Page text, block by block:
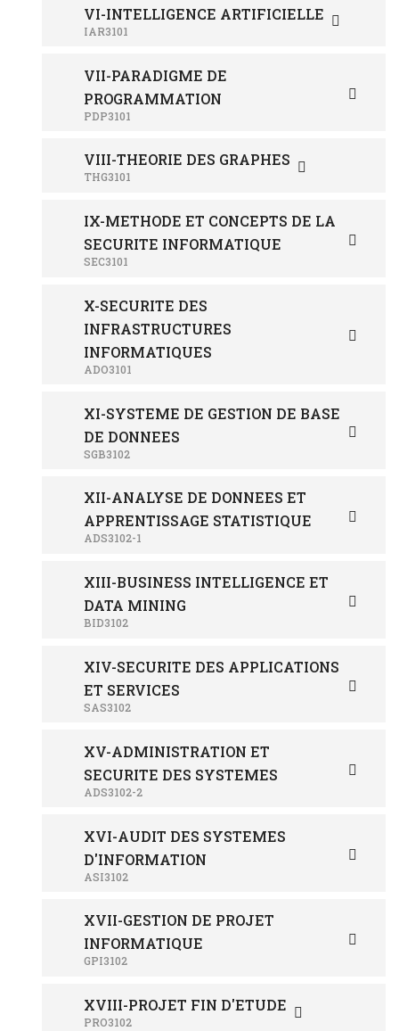
VI-INTELLIGENCE ARTIFICIELLE
IAR3101
VII-PARADIGME DE
PROGRAMMATION
PDP3101
VIII-THEORIE DES GRAPHES
THG3101
IX-METHODE ET CONCEPTS DE LA
SECURITE INFORMATIQUE
SEC3101
X-SECURITE DES
INFRASTRUCTURES
INFORMATIQUES
ADO3101
XI-SYSTEME DE GESTION DE BASE
DE DONNEES
SGB3102
XII-ANALYSE DE DONNEES ET
APPRENTISSAGE STATISTIQUE
ADS3102-1
XIII-BUSINESS INTELLIGENCE ET
DATA MINING
BID3102
XIV-SECURITE DES APPLICATIONS
ET SERVICES
SAS3102
XV-ADMINISTRATION ET
SECURITE DES SYSTEMES
ADS3102-2
XVI-AUDIT DES SYSTEMES
D'INFORMATION
ASI3102
XVII-GESTION DE PROJET
INFORMATIQUE
GPI3102
XVIII-PROJET FIN D'ETUDE
PRO3102